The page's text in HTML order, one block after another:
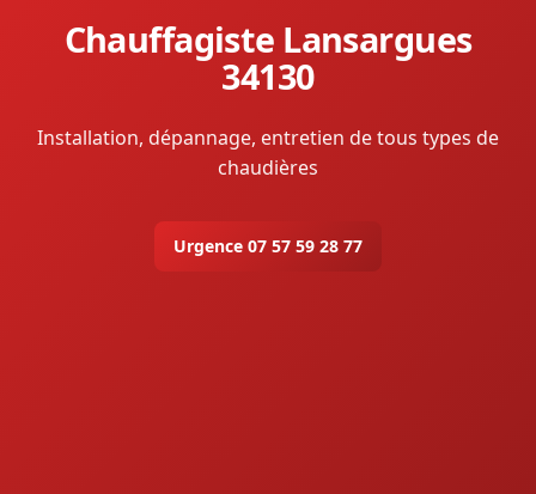
Chauffagiste Lansargues
34130
Installation, dépannage, entretien de tous types de
chaudières
Urgence 07 57 59 28 77